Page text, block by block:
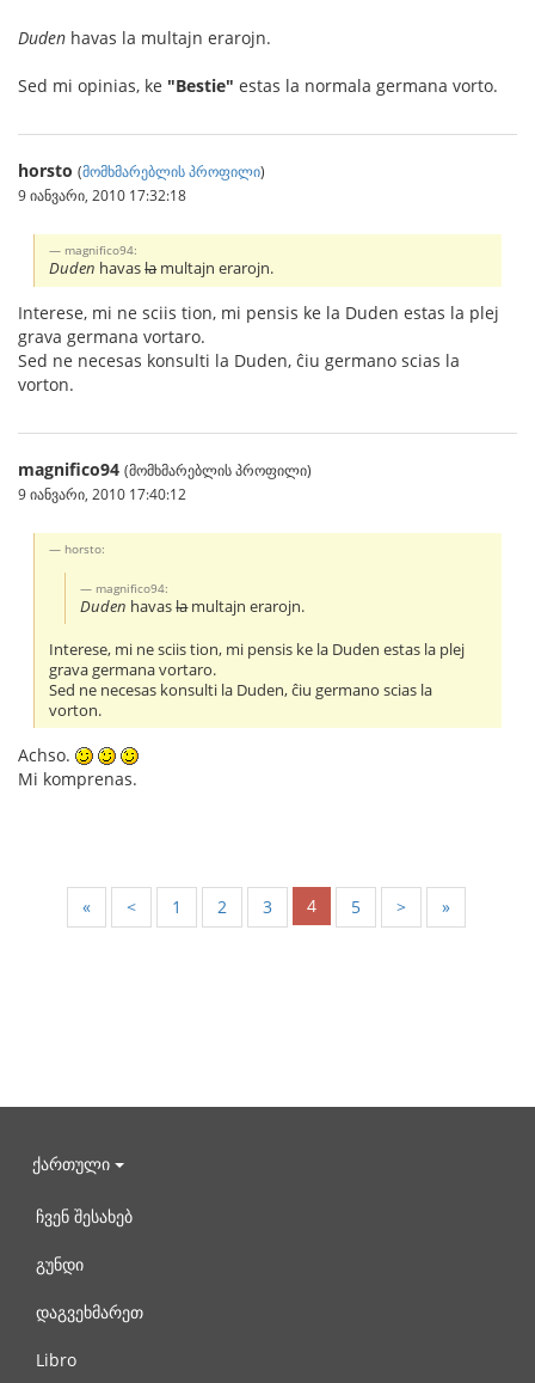
Duden havas la multajn erarojn.
Sed mi opinias, ke "Bestie" estas la normala germana vorto.
horsto (მომხმარებლის პროფილი)
9 იანვარი, 2010 17:32:18
magnifico94:
Duden havaslamultajn erarojn.
Interese, mi ne sciis tion, mi pensis ke la Duden estas la plej
grava germana vortaro.
Sed ne necesas konsulti la Duden, ĉiu germano scias la
vorton.
magnifico94 (მომხმარებლის პროფილი)
9 იანვარი, 2010 17:40:12
horsto:
magnifico94:
Duden havaslamultajn erarojn.
Interese, mi ne sciis tion, mi pensis ke la Duden estas la plej
grava germana vortaro.
Sed ne necesas konsulti la Duden, ĉiu germano scias la
vorton.
Achso.
Mi komprenas.
« < 1 2 3 4 5 > »
ქართული
ჩვენ შესახებ
გუნდი
დაგვეხმარეთ
Libro